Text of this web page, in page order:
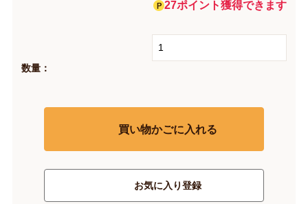
27ポイント獲得できます
数量：
買い物かごに入れる
お気に入り登録